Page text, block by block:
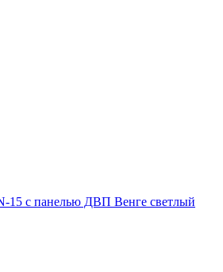
15 с панелью ДВП Венге светлый